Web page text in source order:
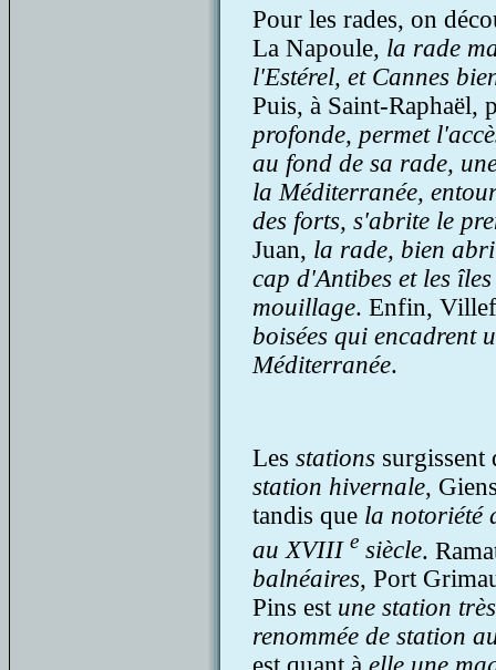
Pour les rades, on
La Napoule, la rade
l'Estérel, et Cannes
Puis, à Saint-Raphaël,
profonde, permet
au fond de sa rade,
la Méditerranée,
des forts, s'abrite le
Juan, la rade, bien
cap d'Antibes et les
mouillage. Enfin,
boisées qui encadrent
Méditerranée.
Les stations surgissent
station hivernale,
tandis que la notoriété
au XVIII e siècle.
balnéaires, Port
Pins est une station
renommée de station